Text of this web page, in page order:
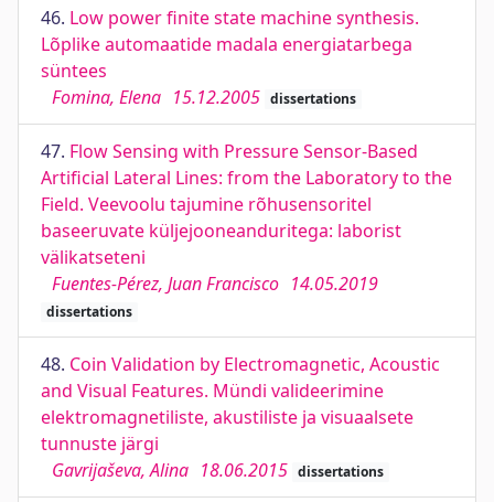
46. Low power finite state machine synthesis.
Lõplike automaatide madala energiatarbega
süntees
Fomina, Elena 15.12.2005 dissertations
47. Flow Sensing with Pressure Sensor-Based
Artificial Lateral Lines: from the Laboratory to the
Field. Veevoolu tajumine rõhusensoritel
baseeruvate küljejooneanduritega: laborist
välikatseteni
Fuentes-Pérez, Juan Francisco 14.05.2019
dissertations
48. Coin Validation by Electromagnetic, Acoustic
and Visual Features. Mündi valideerimine
elektromagnetiliste, akustiliste ja visuaalsete
tunnuste järgi
Gavrijaševa, Alina 18.06.2015 dissertations